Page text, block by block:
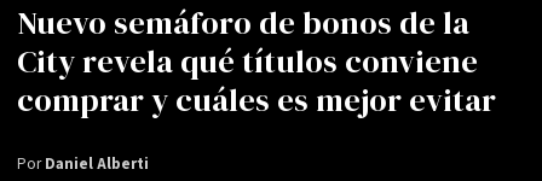
Nuevo semáforo de bonos de la
City revela qué títulos conviene
comprar y cuáles es mejor evitar
PorDaniel Alberti